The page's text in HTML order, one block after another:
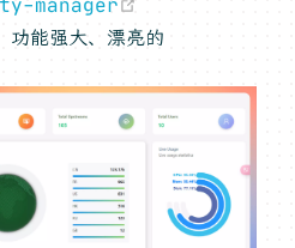
manager
功能强大、漂亮的